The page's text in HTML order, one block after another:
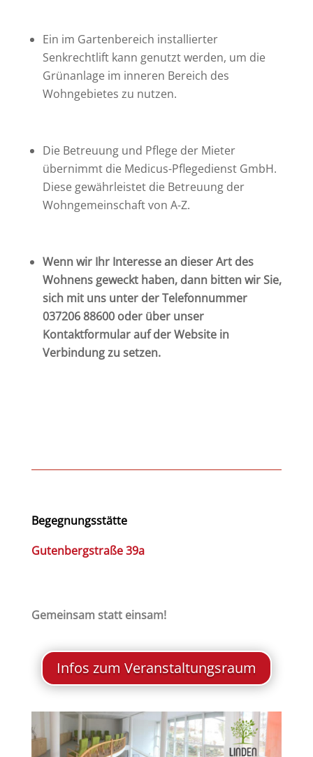
Ein im Gartenbereich installierter
Senkrechtlift kann genutzt werden, um die
Grünanlage im inneren Bereich des
Wohngebietes zu nutzen.
Die Betreuung und Pflege der Mieter
übernimmt die Medicus-Pflegedienst GmbH.
Diese gewährleistet die Betreuung der
Wohngemeinschaft von A-Z.
Wenn wir Ihr Interesse an dieser Art des
Wohnens geweckt haben, dann bitten wir Sie,
sich mit uns unter der Telefonnummer
037206 88600 oder über unser
Kontaktformular auf der Website in
Verbindung zu setzen.
Begegnungsstätte
Gutenbergstraße 39a
Gemeinsam statt einsam!
Infos zum Veranstaltungsraum